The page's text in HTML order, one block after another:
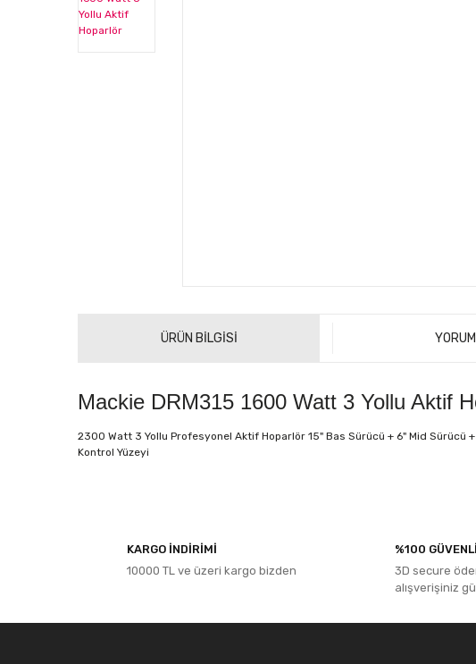
ÜRÜN BİLGİSİ
Mackie DRM315 1600 Watt 3 Yollu Aktif
2300 Watt 3 Yollu Profesyonel Aktif Hoparlör 15" Bas Sürücü + 6" Mid Sürücü
Kontrol Yüzeyi
Görüş ve önerileriniz için teşekkür ederiz.
KARGO İNDİRİMİ
10000 TL ve üzeri kargo bizden
%100
3D secure
alışverişiniz